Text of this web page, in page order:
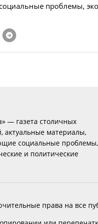
проблемы,
— газета столичных
актуальные материалы,
социальные проблемы,
и политические
права на все